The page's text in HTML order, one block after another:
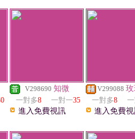
V298690 知微
一對多8 一對一35
進入免費視訊
V299088
一對多8
進入免費